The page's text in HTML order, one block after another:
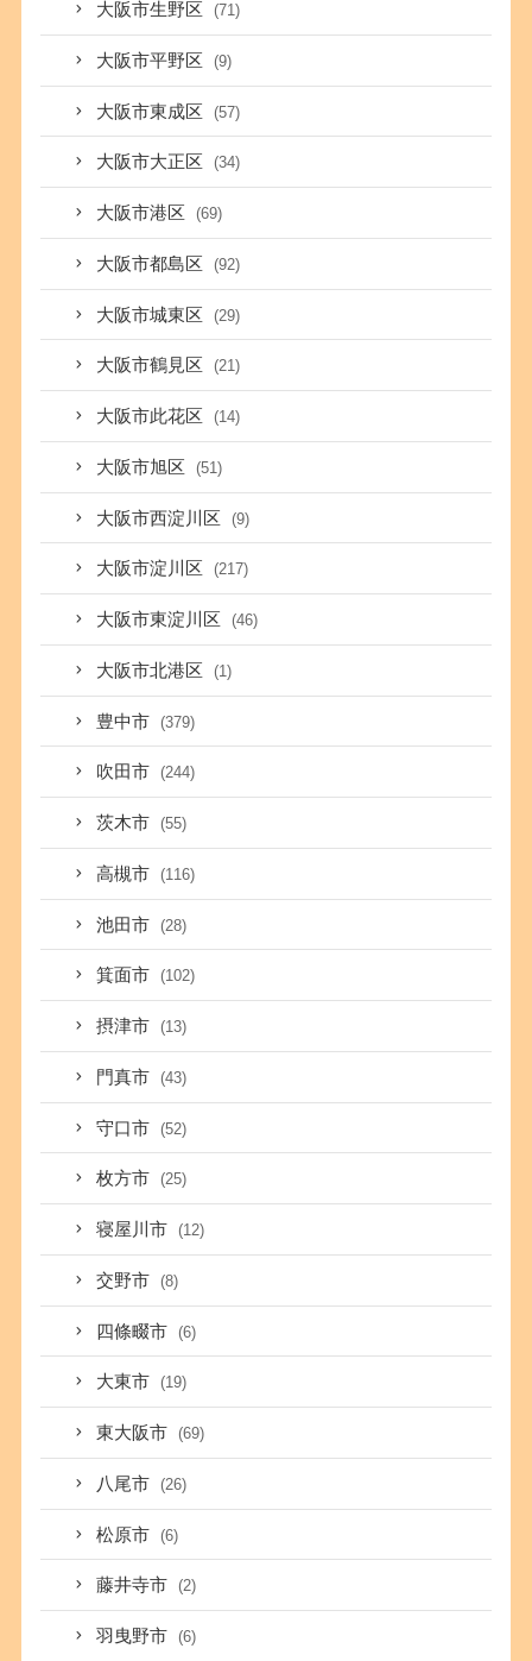
大阪市生野区 (71)
大阪市平野区 (9)
大阪市東成区 (57)
大阪市大正区 (34)
大阪市港区 (69)
大阪市都島区 (92)
大阪市城東区 (29)
大阪市鶴見区 (21)
大阪市此花区 (14)
大阪市旭区 (51)
大阪市西淀川区 (9)
大阪市淀川区 (217)
大阪市東淀川区 (46)
大阪市北港区 (1)
豊中市 (379)
吹田市 (244)
茨木市 (55)
高槻市 (116)
池田市 (28)
箕面市 (102)
摂津市 (13)
門真市 (43)
守口市 (52)
枚方市 (25)
寝屋川市 (12)
交野市 (8)
四條畷市 (6)
大東市 (19)
東大阪市 (69)
八尾市 (26)
松原市 (6)
藤井寺市 (2)
羽曳野市 (6)